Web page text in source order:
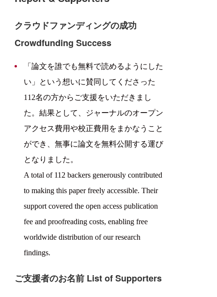
クラウドファンディングの成功
Crowdfunding Success
「論文を誰でも無料で読めるようにした
い」という想いに賛同してくださった
112名の方からご支援をいただきまし
た。結果として、ジャーナルのオープン
アクセス費用や校正費用をまかなうこと
ができ、無事に論文を無料公開する運び
となりました。
A total of 112 backers generously contributed
to making this paper freely accessible. Their
support covered the open access publication
fee and proofreading costs, enabling free
worldwide distribution of our research
findings.
ご支援者のお名前 List of Supporters